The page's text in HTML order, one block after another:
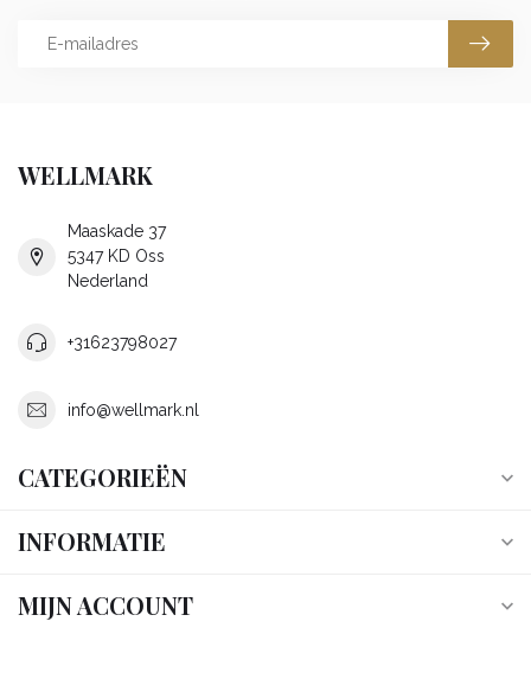
WELLMARK
Maaskade 37
5347 KD Oss
Nederland
+31623798027
info@wellmark.nl
CATEGORIEËN
INFORMATIE
MIJN ACCOUNT